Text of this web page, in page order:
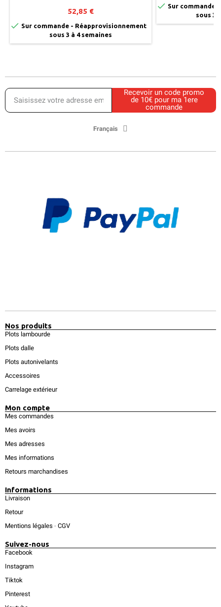
52,85 €
 Sur commande - Réapprovisionnement
sous 3 à 4 semaines
 Sur commande
sous 3
Recevoir un code promo
de 10€ pour ma 1ere
commande
Français
Nos produits
Plots lambourde
Plots dalle
Plots autonivelants
Accessoires
Carrelage extérieur
Mon compte
Mes commandes
Mes avoirs
Mes adresses
Mes informations
Retours marchandises
Informations
Livraison
Retour
Mentions légales - CGV
Suivez-nous
Facebook
Instagram
Tiktok
Pinterest